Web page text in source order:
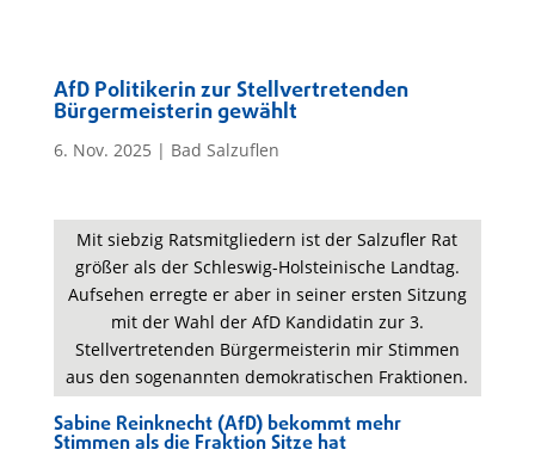
AfD Politikerin zur Stellvertretenden
Bürgermeisterin gewählt
6. Nov. 2025 | Bad Salzuflen
Mit siebzig Ratsmitgliedern ist der Salzufler Rat
größer als der Schleswig-Holsteinische Landtag.
Aufsehen erregte er aber in seiner ersten Sitzung
mit der Wahl der AfD Kandidatin zur 3.
Stellvertretenden Bürgermeisterin mir Stimmen
aus den sogenannten demokratischen Fraktionen.
Sabine Reinknecht (AfD) bekommt mehr
Stimmen als die Fraktion Sitze hat